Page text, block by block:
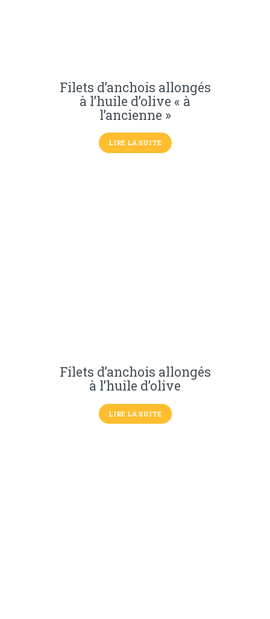
Filets d’anchois allongés
à l’huile d’olive « à
l’ancienne »
LIRE LA SUITE
Filets d’anchois allongés
à l’huile d’olive
LIRE LA SUITE